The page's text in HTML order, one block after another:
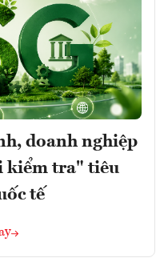
doanh nghiệp
kiểm tra" tiêu
tế